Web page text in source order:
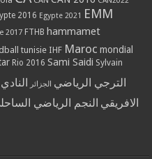
2016 Egypte 2021 EMM
2017 FTHB hammamet
tunisie IHF Maroc mondial
Rio 2016 Sami Saidi Sylvain
الترجي الرياضي الجزائر النادي
الافريقي النجم الرياضي